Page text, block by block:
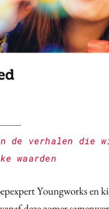
de verhalen die
waarden
Youngworks en